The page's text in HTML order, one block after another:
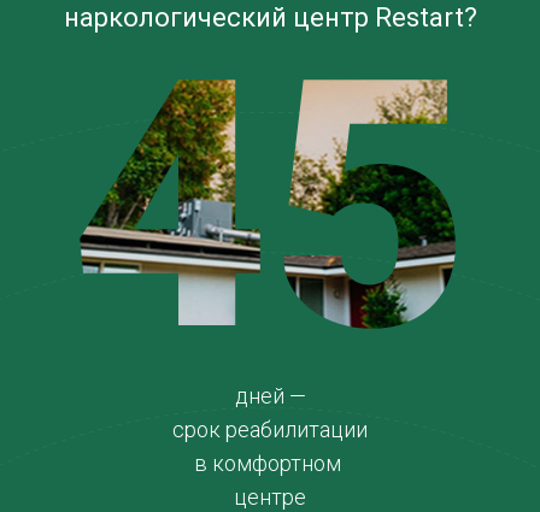
наркологический центр Restart?
45
дней —
срок реабилитации
в комфортном
центре